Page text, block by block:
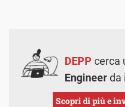
DEPP cerca
Engineerda
Scopri di più e